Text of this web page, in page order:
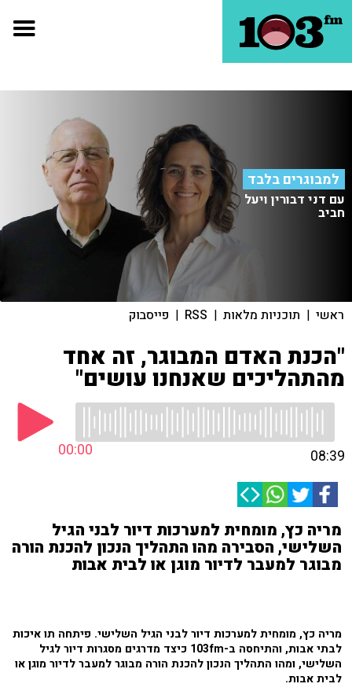
למבוגרים בלבד
עם דני דבורין ויעל
חביב
ראשי | תוכניות מלאות |
RSS
| פייסבוק
"הכנת האדם המבוגר, זה אחד
מהתהליכים שאנחנו עושים"
00:00 08:39
מריה כץ, מומחית למערכות דיור לבני הגיל
השלישי, הסבירה מהו התהליך הנכון להכנת הורה
מבוגר למעבר לדיור מוגן או לבית אבות
מריה כץ, מומחית למערכות דיור לבני הגיל השלישי. פיתחה תו איכות
לבתי אבות, והתיחסה ב-103fm כיצד
מדרגים מסגרות דיור לגיל
השלישי, ומהו התהליך הנכון להכנת הורה מבוגר למעבר לדיור מוגן או
לבית אבות.